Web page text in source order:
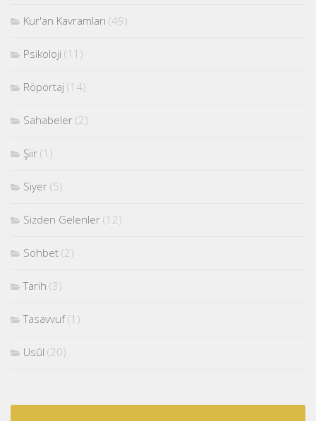
Kur'an Kavramları (49)
Psikoloji (11)
Röportaj (14)
Sahabeler (2)
Şiir (1)
Siyer (5)
Sizden Gelenler (12)
Sohbet (2)
Tarih (3)
Tasavvuf(1)
Usûl (20)